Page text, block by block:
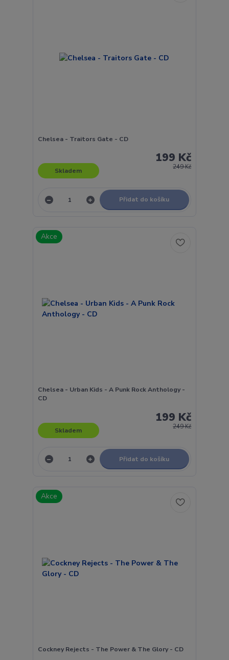
Chelsea - Traitors Gate - CD
249 Kč
199 Kč
Skladem
Přidat do košíku
Akce
Chelsea - Urban Kids - A Punk Rock Anthology -
CD
249 Kč
199 Kč
Skladem
Přidat do košíku
Akce
Cockney Rejects - The Power & The Glory - CD